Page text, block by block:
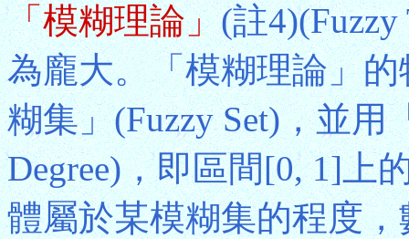
「模糊理論」(註
為龐大。「模糊理論」
糊集」(Fuzzy Set)，並用
Degree)，即區間[0, 1]上
體屬於某模糊集的程度